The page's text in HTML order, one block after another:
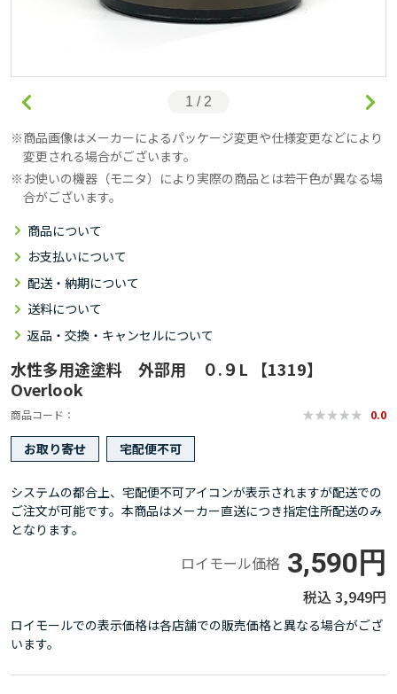
1 / 2
商品画像はメーカーによるパッケージ変更や仕様変更などにより
変更される場合がございます。
お使いの機器（モニタ）により実際の商品とは若干色が異なる場
合がございます。
商品について
お支払いについて
配送・納期について
送料について
返品・交換・キャンセルについて
水性多用途塗料 外部用 ０.９L 【1319】
Overlook
商品コード 0.0
お取り寄せ 宅配便不可
システムの都合上、宅配便不可アイコンが表示されますが配送での
ご注文が可能です。本商品はメーカー直送につき指定住所配送のみ
となります。
ロイモール価格 3,590円
3,949円
ロイモールでの表示価格は各店舗での販売価格と異なる場合がござ
います。